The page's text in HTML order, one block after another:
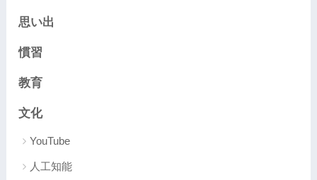
思い出
慣習
教育
文化
YouTube
人工知能